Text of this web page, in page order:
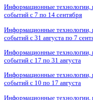
Информационные технологии,
событий с 7 по 14 сентября
Информационные технологии,
событий с 31 августа по 7
Информационные технологии,
событий с 17 по 31 августа
Информационные технологии,
событий с 10 по 17 августа
Информационные технологии,